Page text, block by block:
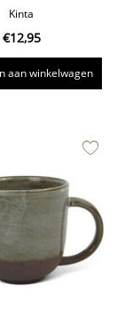
Kinta
€12,95
aan winkelwagen